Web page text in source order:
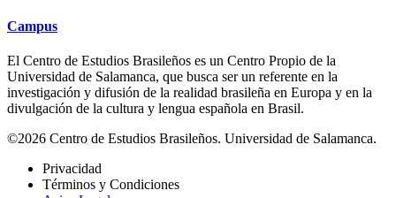
Campus
El Centro de Estudios Brasileños es un Centro Propio de la
Universidad de Salamanca, que busca ser un referente en la
investigación y difusión de la realidad brasileña en Europa y en la
divulgación de la cultura y lengua española en Brasil.
©2026 Centro de Estudios Brasileños. Universidad de Salamanca.
Privacidad
Términos y Condiciones